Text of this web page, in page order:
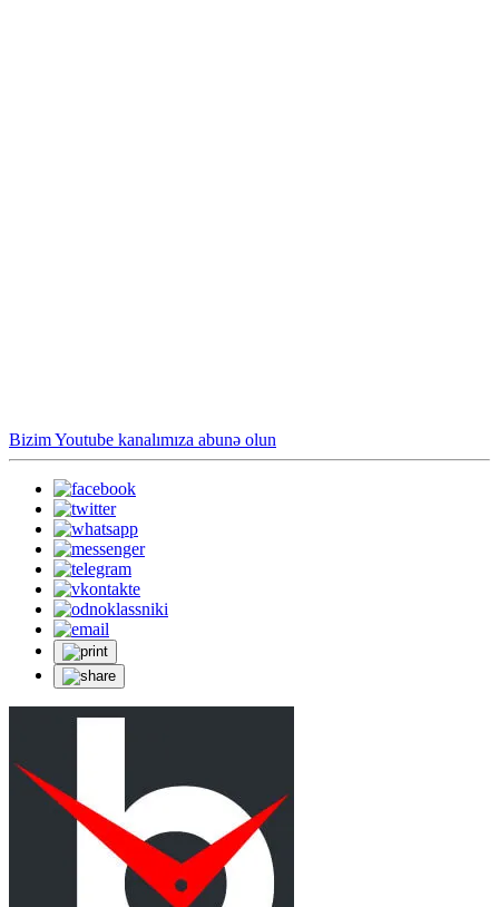
Bizim Youtube kanalımıza abunə olun